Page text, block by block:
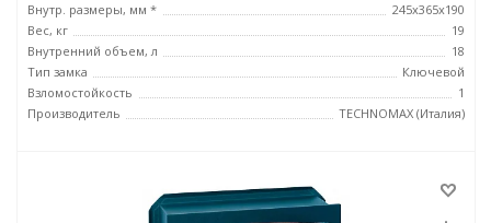
Внутр. размеры, мм *
245х365х190
Вес, кг
19
Внутренний объем, л
18
Тип замка
Ключевой
Взломостойкость
1
Производитель
TECHNOMAX (Италия)